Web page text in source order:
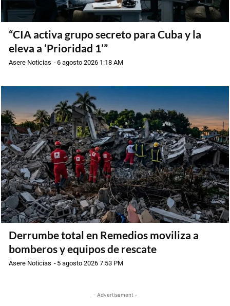
“CIA activa grupo secreto para Cuba y la
eleva a ‘Prioridad 1’”
Asere Noticias -6 agosto 2026 1:18 AM
Derrumbe total en Remedios moviliza a
bomberos y equipos de rescate
Asere Noticias - 5 agosto 2026 7:53 PM
- Advertisement -